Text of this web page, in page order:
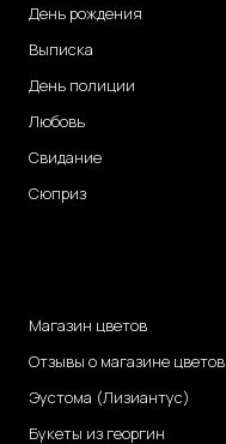
День рождения
Выписка
День полиции
Любовь
Свидание
Сюприз
Магазин цветов
Отзывы о магазине цветов
Эустома (Лизиантус)
Букеты из георгин